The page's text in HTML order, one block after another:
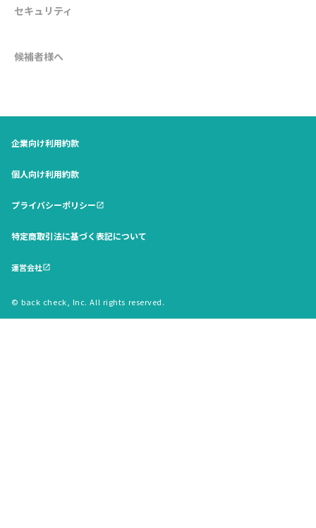
セキュリティ
候補者様へ
企業向け利用約款
個人向け利用約款
プライバシーポリシー open_in_new
特定商取引法に基づく表記について
運営会社open_in_new
© back check, Inc. All rights reserved.